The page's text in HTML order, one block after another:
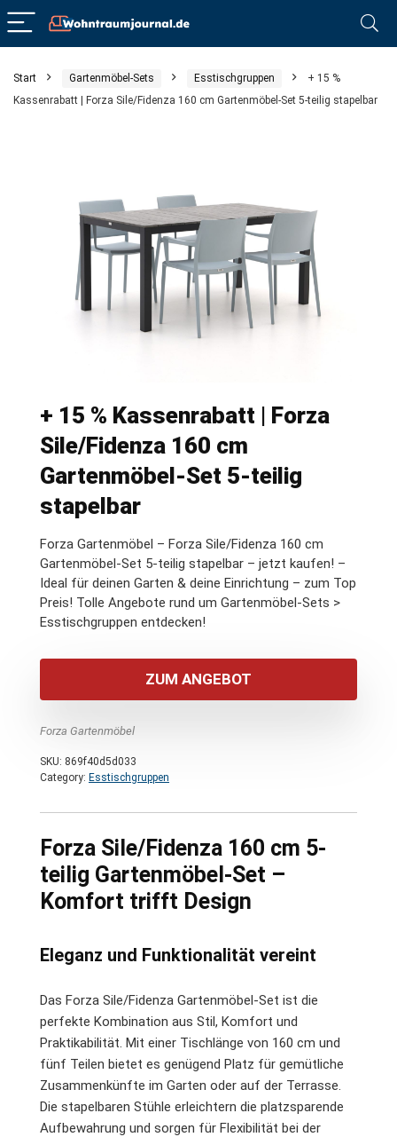
Start Gartenmöbel-Sets Esstischgruppen
+ 15 %
Kassenrabatt | Forza Sile/Fidenza 160 cm Gartenmöbel-Set 5-teilig stapelbar
+ 15 % Kassenrabatt | Forza
Sile/Fidenza 160 cm
Gartenmöbel-Set 5-teilig
stapelbar
Forza Gartenmöbel – Forza Sile/Fidenza 160 cm
Gartenmöbel-Set 5-teilig stapelbar – jetzt kaufen! –
Ideal für deinen Garten & deine Einrichtung – zum Top
Preis! Tolle Angebote rund um Gartenmöbel-Sets >
Esstischgruppen entdecken!
ZUM ANGEBOT
Forza Gartenmöbel
SKU: 869f40d5d033
Category: Esstischgruppen
Forza Sile/Fidenza 160 cm 5-
teilig Gartenmöbel-Set –
Komfort trifft Design
Eleganz und Funktionalität vereint
Das Forza Sile/Fidenza Gartenmöbel-Set ist die
perfekte Kombination aus Stil, Komfort und
Praktikabilität. Mit einer Tischlänge von 160 cm und
fünf Teilen bietet es genügend Platz für gemütliche
Zusammenkünfte im Garten oder auf der Terrasse.
Die stapelbaren Stühle erleichtern die platzsparende
Aufbewahrung und sorgen für Flexibilität bei der